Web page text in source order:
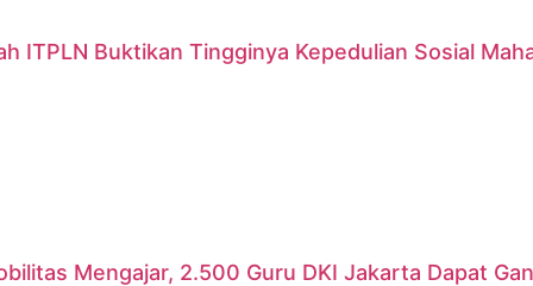
ITPLN Buktikan Tingginya Kepedulian Sosial
Mengajar, 2.500 Guru DKI Jakarta Dapat